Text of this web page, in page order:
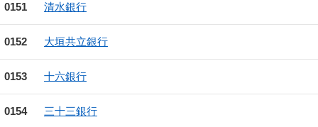
0151 清水銀行
0152 大垣共立銀行
0153 十六銀行
0154 三十三銀行